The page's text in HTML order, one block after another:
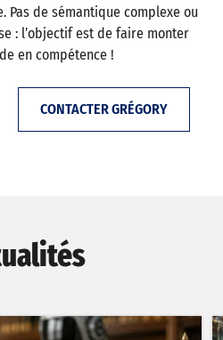
Pas de sémantique complexe ou
: l’objectif est de faire monter
en compétence !
CONTACTER GRÉGORY